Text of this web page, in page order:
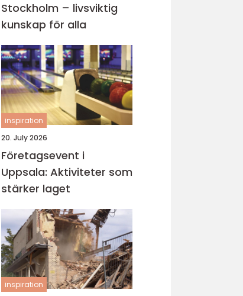
Stockholm – livsviktig
kunskap för alla
inspiration
20. July 2026
Företagsevent i
Uppsala: Aktiviteter som
stärker laget
inspiration